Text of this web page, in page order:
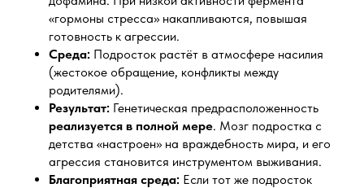
«гормоны стресса» накапливаются, повышая
готовность к агрессии.
Среда: Подросток растёт в атмосфере насилия
(жестокое обращение, конфликты между
родителями).
Результат: Генетическая предрасположенность
реализуется в полной мере. Мозг подростка с
детства «настроен» на враждебность мира, и его
агрессия становится инструментом выживания.
Благоприятная среда: Если тот же подросток